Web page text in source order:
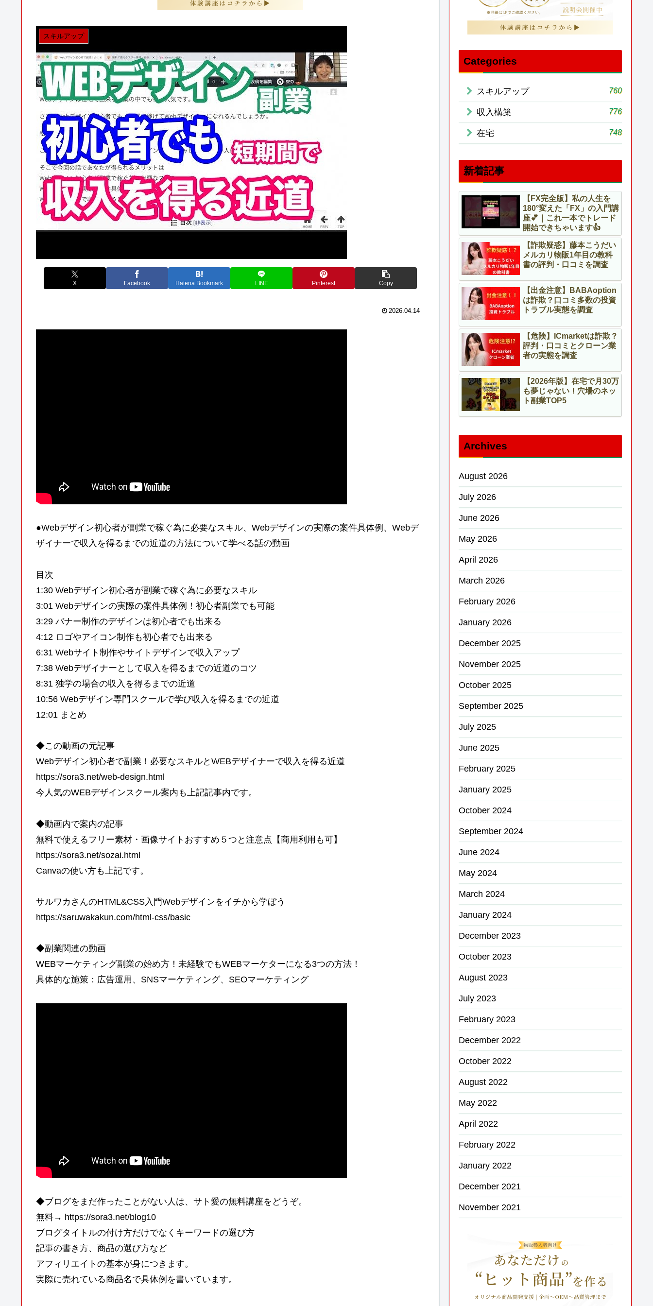
スキルアップ
X Facebook Hatena Bookmark LINE Pinterest Copy
2026.04.14
●Webデザイン初心者が副業で稼ぐ為に必要なスキル、Webデザインの実際の案件具体例、Webデ
ザイナーで収入を得るまでの近道の方法について学べる話の動画
目次
1:30 Webデザイン初心者が副業で稼ぐ為に必要なスキル
3:01 Webデザインの実際の案件具体例！初心者副業でも可能
3:29 バナー制作のデザインは初心者でも出来る
4:12 ロゴやアイコン制作も初心者でも出来る
6:31 Webサイト制作やサイトデザインで収入アップ
7:38 Webデザイナーとして収入を得るまでの近道のコツ
8:31 独学の場合の収入を得るまでの近道
10:56 Webデザイン専門スクールで学び収入を得るまでの近道
12:01 まとめ
◆この動画の元記事
Webデザイン初心者で副業！必要なスキルとWEBデザイナーで収入を得る近道
https://sora3.net/web-design.html
今人気のWEBデザインスクール案内も上記記事内です。
◆動画内で案内の記事
無料で使えるフリー素材・画像サイトおすすめ５つと注意点【商用利用も可】
https://sora3.net/sozai.html
Canvaの使い方も上記です。
サルワカさんのHTML&CSS入門Webデザインをイチから学ぼう
https://saruwakakun.com/html-css/basic
◆副業関連の動画
WEBマーケティング副業の始め方！未経験でもWEBマーケターになる3つの方法！
具体的な施策：広告運用、SNSマーケティング、SEOマーケティング
◆ブログをまだ作ったことがない人は、サト愛の無料講座をどうぞ。
無料→ https://sora3.net/blog10
ブログタイトルの付け方だけでなくキーワードの選び方
記事の書き方、商品の選び方など
アフィリエイトの基本が身につきます。
実際に売れている商品名で具体例を書いています。
Categories
スキルアップ 760
収入構築 776
在宅 748
新着記事
【FX完全版】私の人生を
180°変えた「FX」の入門講
座💕｜これ一本でトレード
開始できちゃいます👍
【詐欺疑惑】藤本こうだい
メルカリ物販1年目の教科
書の評判・口コミを調査
【出金注意】BABAoption
は詐欺？口コミ多数の投資
トラブル実態を調査
【危険】ICmarketは詐欺？
評判・口コミとクローン業
者の実態を調査
【2026年版】在宅で月30万
も夢じゃない！穴場のネッ
ト副業TOP5
Archives
August 2026
July 2026
June 2026
May 2026
April 2026
March 2026
February 2026
January 2026
December 2025
November 2025
October 2025
September 2025
July 2025
June 2025
February 2025
January 2025
October 2024
September 2024
June 2024
May 2024
March 2024
January 2024
December 2023
October 2023
August 2023
July 2023
February 2023
December 2022
October 2022
August 2022
May 2022
April 2022
February 2022
January 2022
December 2021
November 2021